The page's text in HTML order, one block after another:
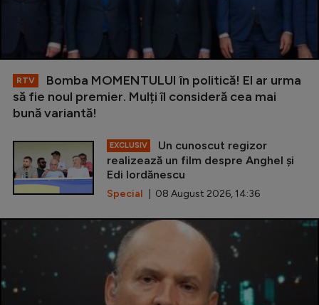
RTV
Bomba MOMENTULUI în politică! El ar urma
să fie noul premier. Mulți îl consideră cea mai
bună variantă!
EXCLUSIV
Un cunoscut regizor
realizează un film despre Anghel și
Edi Iordănescu
Special | 08 August 2026, 14:36